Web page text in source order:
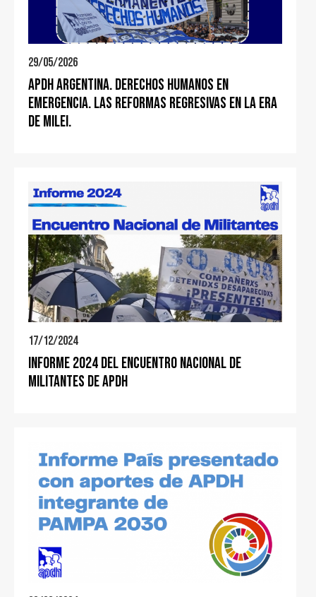
29/05/2026
APDH ARGENTINA. DERECHOS HUMANOS EN
EMERGENCIA. LAS REFORMAS REGRESIVAS EN LA ERA
DE MILEI.
17/12/2024
Informe 2024 del Encuentro Nacional de
Militantes de APDH